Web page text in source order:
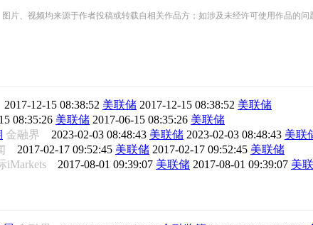
片、视频均来源于作者投稿或转载自相关作品方；如涉及未经许可使用作品的问
2017-12-15 08:38:52 美联储 2017-12-15 08:38:52 美联储
08:35:26 美联储 2017-06-15 08:35:26 美联储
金融界 2023-02-03 08:48:43 美联储 2023-02-03 08:48:43 美联
2017-02-17 09:52:45 美联储 2017-02-17 09:52:45 美联储
iMarkets 2017-08-01 09:39:07 美联储 2017-08-01 09:39:07 美